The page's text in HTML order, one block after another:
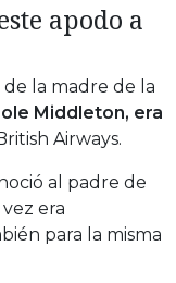
apodo a
la madre de la
Middleton, era
Airways.
al padre de
era
para la misma